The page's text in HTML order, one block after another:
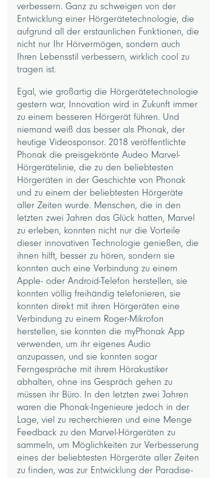
verbessern. Ganz zu schweigen von der
Entwicklung einer Hörgerätetechnologie, die
aufgrund all der erstaunlichen Funktionen, die
nicht nur Ihr Hörvermögen, sondern auch
Ihren Lebensstil verbessern, wirklich cool zu
tragen ist.
Egal, wie großartig die Hörgerätetechnologie
gestern war, Innovation wird in Zukunft immer
zu einem besseren Hörgerät führen. Und
niemand weiß das besser als Phonak, der
heutige Videosponsor. 2018 veröffentlichte
Phonak die preisgekrönte Audeo Marvel-
Hörgerätelinie, die zu den beliebtesten
Hörgeräten in der Geschichte von Phonak
und zu einem der beliebtesten Hörgeräte
aller Zeiten wurde. Menschen, die in den
letzten zwei Jahren das Glück hatten, Marvel
zu erleben, konnten nicht nur die Vorteile
dieser innovativen Technologie genießen, die
ihnen hilft, besser zu hören, sondern sie
konnten auch eine Verbindung zu einem
Apple- oder Android-Telefon herstellen, sie
konnten völlig freihändig telefonieren, sie
konnten direkt mit ihren Hörgeräten eine
Verbindung zu einem Roger-Mikrofon
herstellen, sie konnten die myPhonak App
verwenden, um ihr eigenes Audio
anzupassen, und sie konnten sogar
Ferngespräche mit ihrem Hörakustiker
abhalten, ohne ins Gespräch gehen zu
müssen ihr Büro. In den letzten zwei Jahren
waren die Phonak-Ingenieure jedoch in der
Lage, viel zu recherchieren und eine Menge
Feedback zu den Marvel-Hörgeräten zu
sammeln, um Möglichkeiten zur Verbesserung
eines der beliebtesten Hörgeräte aller Zeiten
zu finden, was zur Entwicklung der Paradise-